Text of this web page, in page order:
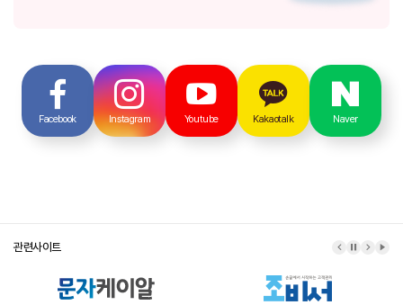
Facebook Instagram Youtube Kakaotalk Naver
관련사이트 이전 배너
배너 정지
다음 배
배